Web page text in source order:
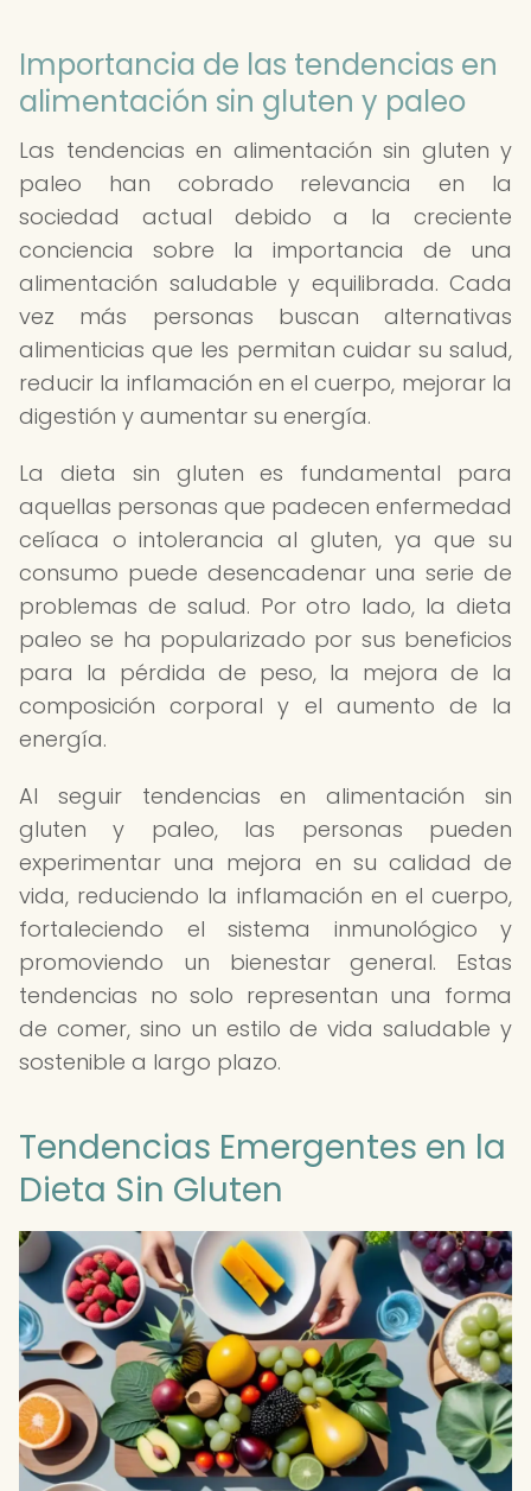
Importancia de las tendencias en
alimentación sin gluten y paleo
Las tendencias en alimentación sin gluten y
paleo han cobrado relevancia en la
sociedad actual debido a la creciente
conciencia sobre la importancia de una
alimentación saludable y equilibrada. Cada
vez más personas buscan alternativas
alimenticias que les permitan cuidar su salud,
reducir la inflamación en el cuerpo, mejorar la
digestión y aumentar su energía.
La dieta sin gluten es fundamental para
aquellas personas que padecen enfermedad
celíaca o intolerancia al gluten, ya que su
consumo puede desencadenar una serie de
problemas de salud. Por otro lado, la dieta
paleo se ha popularizado por sus beneficios
para la pérdida de peso, la mejora de la
composición corporal y el aumento de la
energía.
Al seguir tendencias en alimentación sin
gluten y paleo, las personas pueden
experimentar una mejora en su calidad de
vida, reduciendo la inflamación en el cuerpo,
fortaleciendo el sistema inmunológico y
promoviendo un bienestar general. Estas
tendencias no solo representan una forma
de comer, sino un estilo de vida saludable y
sostenible a largo plazo.
Tendencias Emergentes en la
Dieta Sin Gluten